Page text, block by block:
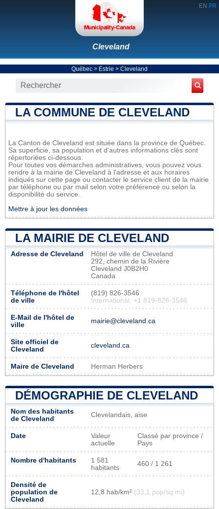
EN FR
Cleveland
Québec > Estrie > Cleveland
LA COMMUNE DE CLEVELAND
La Canton de Cleveland est située dans la province de Québec.
Sa superficie, sa population et d'autres informations clés sont
répertoriées ci-dessous.
Pour toutes vos démarches administratives, vous pouvez vous
rendre à la mairie de Cleveland à l'adresse et aux horaires
indiqués sur cette page ou contacter le service client de la mairie
par téléphone ou par mail selon votre préférence ou selon la
disponibilité du service.
Mettre à jour les données
LA MAIRIE DE CLEVELAND
Adresse de Cleveland
Hôtel de ville de Cleveland
292, chemin de la Rivière
Cleveland J0B2H0
Canada
Téléphone de l'hôtel
de ville
(819) 826-3546
International: +1 819-826-3546
E-Mail de l'hôtel de
ville
mairie@cleveland.ca
Site officiel de
Cleveland
cleveland.ca
Maire de Cleveland Herman Herbers
DÉMOGRAPHIE DE CLEVELAND
Nom des habitants
de Cleveland
Clevelandais, aise
Date
Valeur
actuelle
Classé par province /
Pays
Nombre d'habitants
1 581
habitants
460 / 1 261
Densité de
population de
Cleveland
12,8 hab/km² (33,1 pop/sq mi)